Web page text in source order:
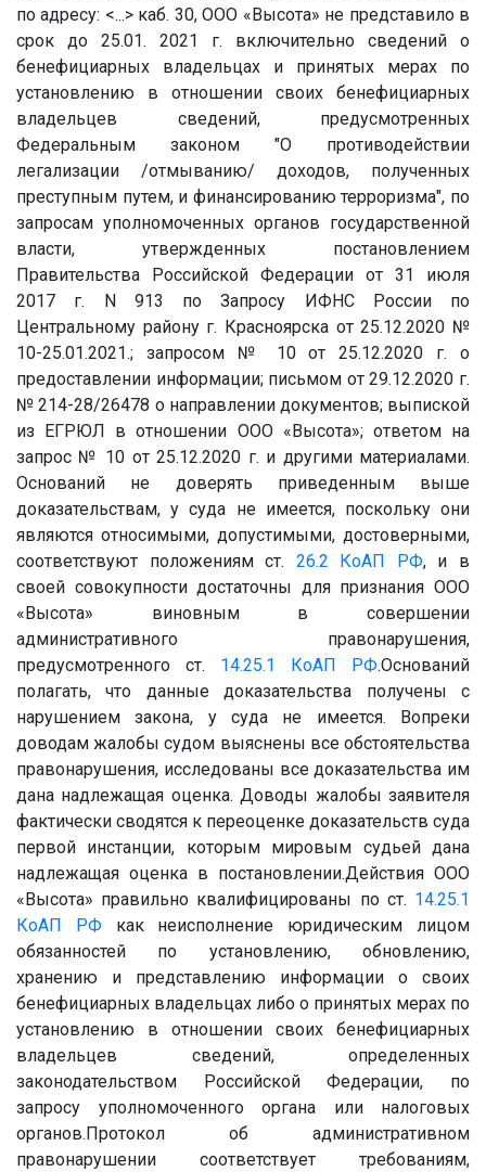
по адресу: <...> каб. 30, ООО «Высота» не представило в
срок до 25.01. 2021 г. включительно сведений о
бенефициарных владельцах и принятых мерах по
установлению в отношении своих бенефициарных
владельцев сведений, предусмотренных
Федеральным законом "О противодействии
легализации /отмыванию/ доходов, полученных
преступным путем, и финансированию терроризма", по
запросам уполномоченных органов государственной
власти, утвержденных постановлением
Правительства Российской Федерации от 31 июля
2017 г. N 913 по Запросу ИФНС России по
Центральному району г. Красноярска от 25.12.2020 №
10-25.01.2021.; запросом № 10 от 25.12.2020 г. о
предоставлении информации; письмом от 29.12.2020 г.
№ 214-28/26478 о направлении документов; выпиской
из ЕГРЮЛ в отношении ООО «Высота»; ответом на
запрос № 10 от 25.12.2020 г. и другими материалами.
Оснований не доверять приведенным выше
доказательствам, у суда не имеется, поскольку они
являются относимыми, допустимыми, достоверными,
соответствуют положениям ст. 26.2 КоАП РФ, и в
своей совокупности достаточны для признания ООО
«Высота» виновным в совершении
административного правонарушения,
предусмотренного ст. 14.25.1 КоАП РФ.Оснований
полагать, что данные доказательства получены с
нарушением закона, у суда не имеется. Вопреки
доводам жалобы судом выяснены все обстоятельства
правонарушения, исследованы все доказательства им
дана надлежащая оценка. Доводы жалобы заявителя
фактически сводятся к переоценке доказательств суда
первой инстанции, которым мировым судьей дана
надлежащая оценка в постановлении.Действия ООО
«Высота» правильно квалифицированы по ст. 14.25.1
КоАП РФкак неисполнение юридическим лицом
обязанностей по установлению, обновлению,
хранению и представлению информации о своих
бенефициарных владельцах либо о принятых мерах по
установлению в отношении своих бенефициарных
владельцев сведений, определенных
законодательством Российской Федерации, по
запросу уполномоченного органа или налоговых
органов.Протокол об административном
правонарушении соответствует требованиям,